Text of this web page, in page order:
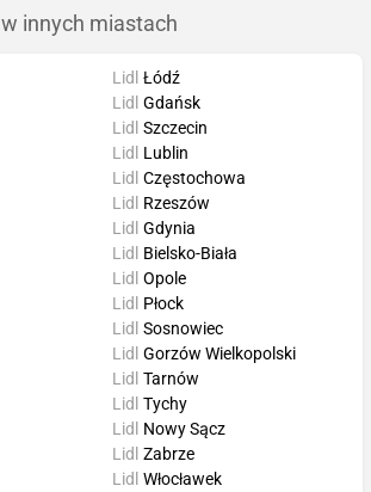
w innych miastach
Lidl Łódź
Lidl Gdańsk
Lidl Szczecin
Lidl
Lublin
Lidl Częstochowa
Lidl
Rzeszów
Lidl Gdynia
Lidl
Bielsko-Biała
Lidl Opole
Lidl
Płock
Lidl Sosnowiec
Lidl Gorzów Wielkopolski
Lidl Tarnów
Lidl Tychy
Lidl
Nowy Sącz
Lidl Zabrze
Lidl Włocławek